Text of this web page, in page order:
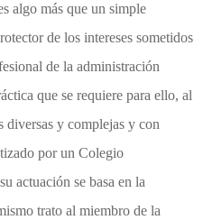
algo más que un simple
de los intereses sometidos
de la administración
que se requiere para ello, al
diversas y complejas y con
por un Colegio
actuación se basa en la
trato al miembro de la